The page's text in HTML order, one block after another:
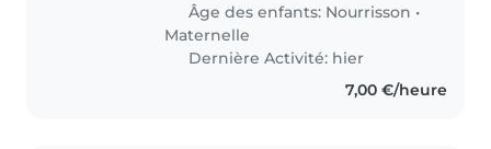
Âge des enfants: Nourrisson •
Maternelle
Dernière Activité: hier
7,00 €/heure